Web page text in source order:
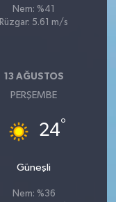
Nem: %41
Rüzgar: 5.61 m/s
13 AĞUSTOS
PERŞEMBE
24°
Güneşli
Nem: %36